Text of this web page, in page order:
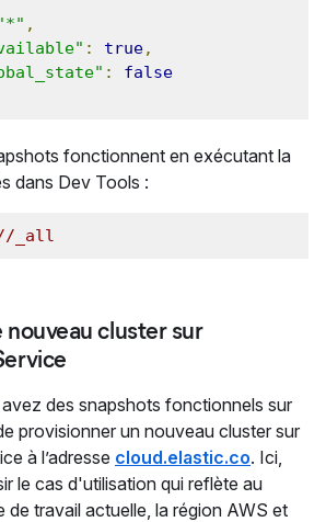
,
: true,
:
false
fonctionnent en exécutant la
dans Dev Tools :
/_all
nouveau cluster sur
des snapshots fonctionnels sur
provisionner un nouveau cluster sur
à l’adresse cloud.elastic.co. Ici,
le cas d'utilisation qui reflète au
de travail actuelle, la région AWS et